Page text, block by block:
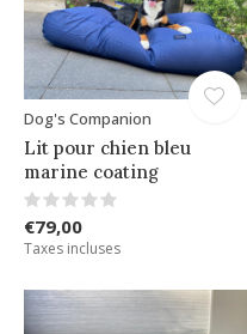
Dog's Companion
Lit pour chien bleu
marine coating
€79,00
Taxes incluses